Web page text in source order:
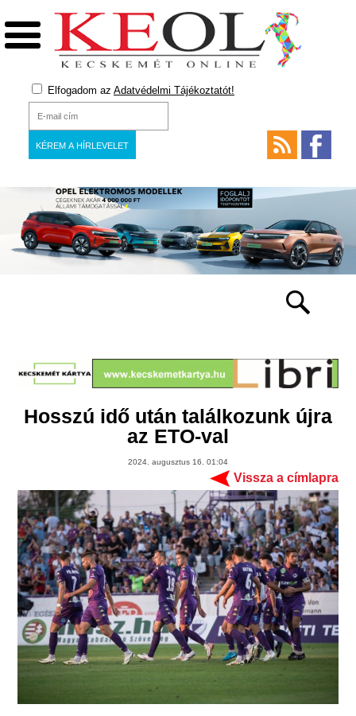
Elfogadom az Adatvédelmi Tájékoztatót!
Hosszú idő után találkozunk újra
az ETO-val
2024. augusztus 16. 01:04
Vissza a címlapra